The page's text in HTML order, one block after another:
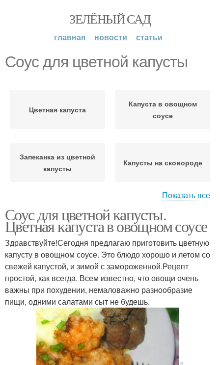
ЗЕЛЁНЫЙ САД
главная новости статьи
Соус для цветной капусты
Цветная капуста
Капуста в овощном
соусе
Запеканка из цветной
капусты
Капусты на сковороде
Капуста под соусом
капусты
Оладьи из цветной
капусты
Капуста в кляре
Показать все
Соус для цветной капусты.
Цветная капуста в овощном соусе
Здравствуйте!Сегодня предлагаю приготовить цветную
капусту в овощном соусе. Это блюдо хорошо и летом со
свежей капустой, и зимой с замороженной.Рецепт
простой, как всегда. Всем известно, что овощи очень
важны при похудении, немаловажно разнообразие
пищи, одними салатами сыт не будешь.